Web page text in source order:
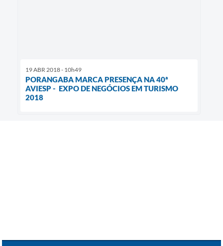
19 ABR 2018 - 10h49
PORANGABA MARCA PRESENÇA NA 40ª
AVIESP - EXPO DE NEGÓCIOS EM TURISMO
2018